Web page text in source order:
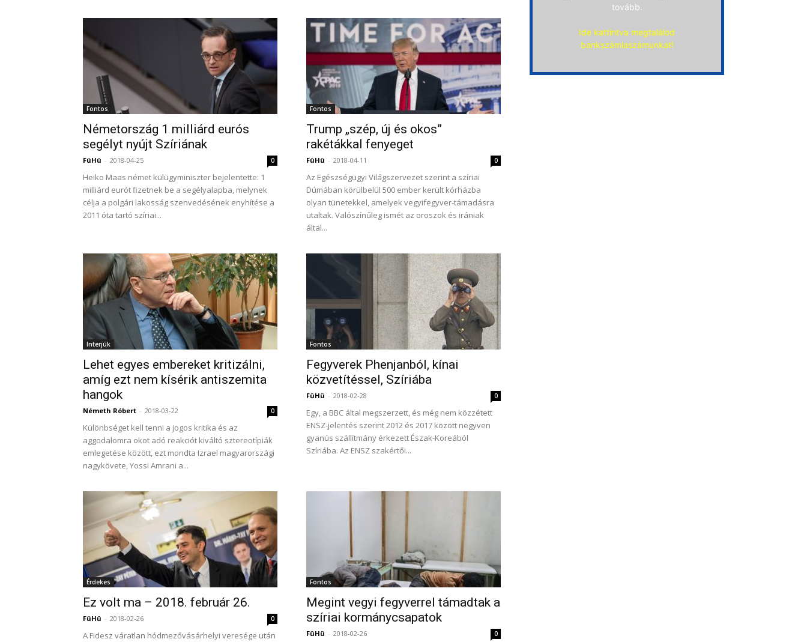
Fontos
Németország 1 milliárd eurós
segélyt nyújt Szíriának
FüHü - 2018-04-25 0
Heiko Maas német külügyminiszter bejelentette: 1
milliárd eurót fizetnek be a segélyalapba, melynek
célja a polgári lakosság szenvedésének enyhítése a
2011 óta tartó szíriai...
Fontos
Trump „szép, új és okos”
rakétákkal fenyeget
FüHü - 2018-04-11 0
Az Egészségügyi Világszervezet szerint a szíriai
Dúmában körülbelül 500 ember került kórházba
olyan tünetekkel, amelyek vegyifegyver-támadásra
utaltak. Valószínűleg ismét az oroszok és irániak
által...
Interjúk
Lehet egyes embereket kritizálni,
amíg ezt nem kísérik antiszemita
hangok
Németh Róbert - 2018-03-22 0
Különbséget kell tenni a jogos kritika és az
aggodalomra okot adó reakciót kiváltó sztereotípiák
emlegetése között, ezt mondta Izrael magyarországi
nagykövete, Yossi Amrani a...
Fontos
Fegyverek Phenjanból, kínai
közvetítéssel, Szíriába
FüHü - 2018-02-28 0
Egy, a BBC által megszerzett, és még nem közzétett
ENSZ-jelentés szerint 2012 és 2017 között negyven
gyanús szállítmány érkezett Észak-Koreából
Szíriába. Az ENSZ szakértői...
Érdekes
Ez volt ma – 2018. február 26.
FüHü - 2018-02-26 0
A Fidesz váratlan hódmezővásárhelyi veresége után
Fontos
Megint vegyi fegyverrel támadtak a
szíriai kormánycsapatok
FüHü - 2018-02-26 0
tovább.
Ide kattintva megtalálod
bankszámlaszámunkat!